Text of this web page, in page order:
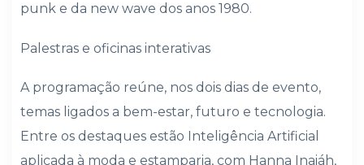
punk e da new wave dos anos 1980.
Palestras e oficinas interativas
A programação reúne, nos dois dias de evento,
temas ligados a bem-estar, futuro e tecnologia.
Entre os destaques estão Inteligência Artificial
aplicada à moda e estamparia, com Hanna Inaiáh,